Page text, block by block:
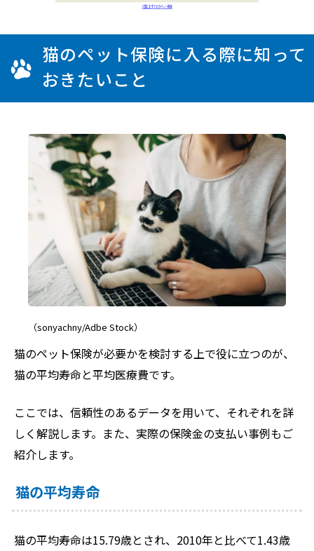
猫のペット保険に入る際に知って
おきたいこと
（sonyachny/Adbe Stock）
猫のペット保険が必要かを検討する上で役に立つのが、
猫の平均寿命と平均医療費です。
ここでは、信頼性のあるデータを用いて、それぞれを詳
しく解説します。また、実際の保険金の支払い事例もご
紹介します。
猫の平均寿命
猫の平均寿命は15.79歳とされ、2010年と比べて1.43歳